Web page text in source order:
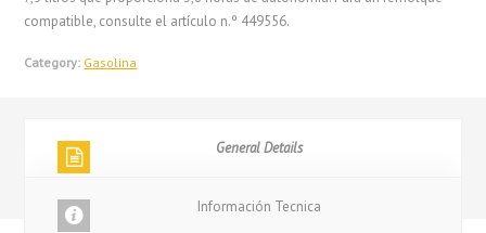
compatible, consulte el artículo n.º 449556.
Category: Gasolina
General Details
Información Tecnica